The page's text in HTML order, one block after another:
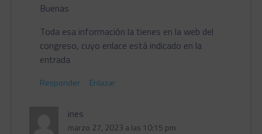
Buenas
Toda esa información la tienes en la web del
congreso, cuyo enlace está indicado en la
entrada
Responder Enlazar
ines
marzo 27, 2023 a las 10:15 pm